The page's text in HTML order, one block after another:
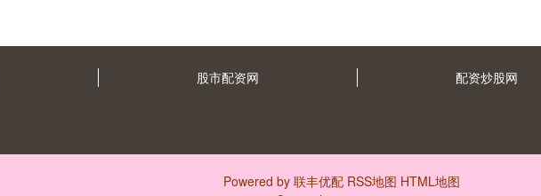
股市配资网 配资炒股网
Powered by 联丰优配 RSS地图 HTML地图